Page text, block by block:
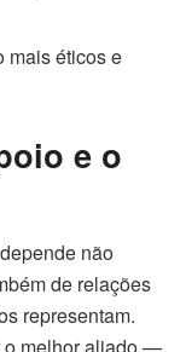
mais éticos e
e o
não
de relações
representam.
o melhor aliado —